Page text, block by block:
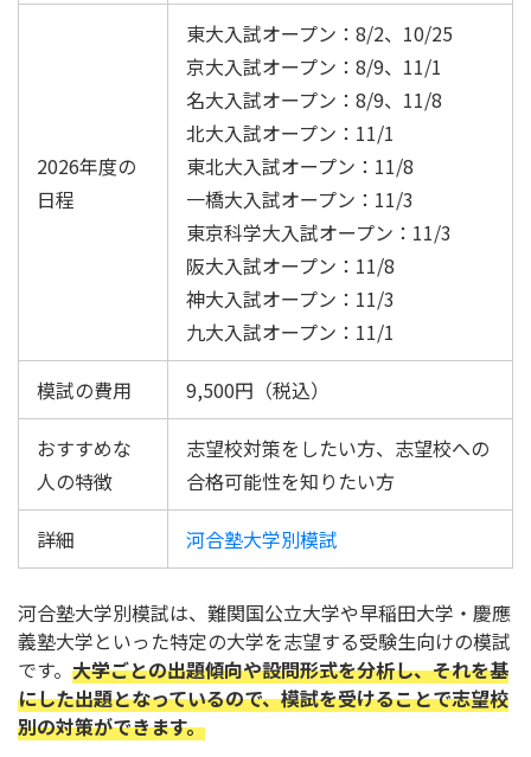
2026年度の
日程
東大入試オープン：8/2、10/25
京大入試オープン：8/9、11/1
名大入試オープン：8/9、11/8
北大入試オープン：11/1
東北大入試オープン：11/8
一橋大入試オープン：11/3
東京科学大入試オープン：11/3
阪大入試オープン：11/8
神大入試オープン：11/3
九大入試オープン：11/1
模試の費用 9,500円（税込）
おすすめな
人の特徴
志望校対策をしたい方、志望校への
合格可能性を知りたい方
詳細 河合塾大学別模試
河合塾大学別模試は、難関国公立大学や早稲田大学・慶應
義塾大学といった特定の大学を志望する受験生向けの模試
です。 大学ごとの出題傾向や設問形式を分析し、それを基
にした出題となっているので、模試を受けることで志望校
別の対策ができます。